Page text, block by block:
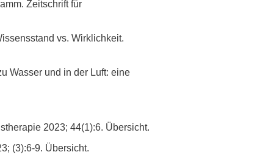
Zeitschrift für
vs. Wirklichkeit.
Wasser und in der Luft: eine
2023; 44(1):6. Übersicht.
(3):6-9. Übersicht.